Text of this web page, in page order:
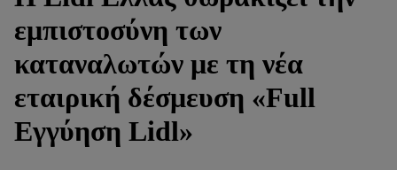
εμπιστοσύνη των
καταναλωτών με τη νέα
εταιρική δέσμευση «Full
Εγγύηση Lidl»